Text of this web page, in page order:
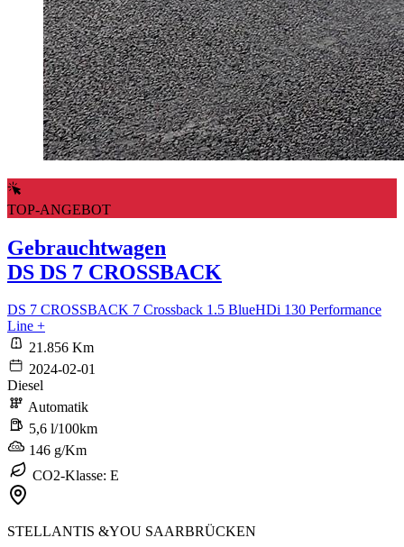
TOP-ANGEBOT
Gebrauchtwagen
DS DS 7 CROSSBACK
DS 7 CROSSBACK 7 Crossback 1.5 BlueHDi 130 Performance
Line +
21.856 Km
2024-02-01
Diesel
Automatik
5,6 l/100km
146 g/Km
CO2-Klasse: E
STELLANTIS &YOU SAARBRÜCKEN